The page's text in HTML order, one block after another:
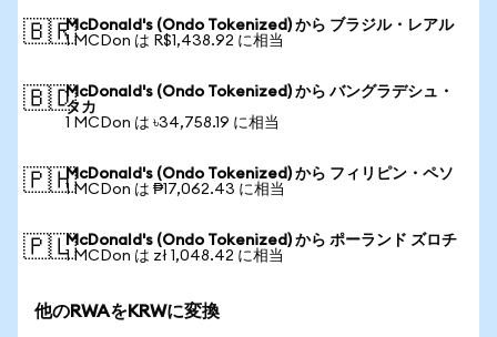
🇧🇷McDonald's (Ondo Tokenized) から ブラジル・レアル
1 MCDon は R$1,438.92 に相当
🇧🇩McDonald's (Ondo Tokenized) から バングラデシュ・
タカ
1 MCDon は ৳34,758.19 に相当
🇵🇭McDonald's (Ondo Tokenized) から フィリピン・ペソ
1 MCDon は ₱17,062.43 に相当
🇵🇱McDonald's (Ondo Tokenized) から ポーランド ズロチ
1 MCDon は zł 1,048.42 に相当
他のRWAをKRWに変換